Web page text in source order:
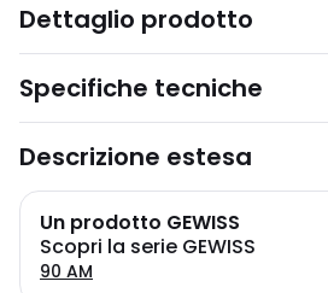
Dettaglio prodotto
Specifiche tecniche
Descrizione estesa
Un prodotto GEWISS
Scopri la serie GEWISS
90 AM